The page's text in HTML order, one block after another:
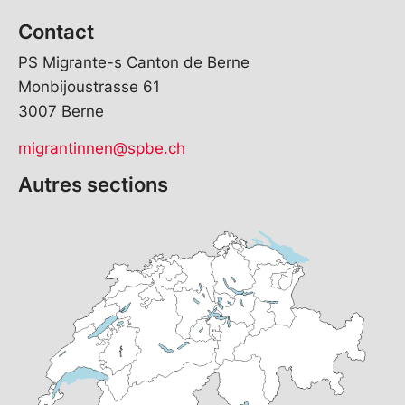
Contact
PS Migrante-s Canton de Berne
Monbijoustrasse 61
3007 Berne
migrantinnen@spbe.ch
Autres sections